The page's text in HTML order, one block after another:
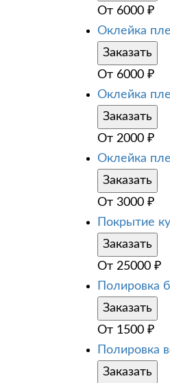
От 6000 ₽
Оклейка
Заказать
От 6000 ₽
Оклейка
Заказать
От 2000 ₽
Оклейка
Заказать
От 3000 ₽
Покрытие
Заказать
От 25000 ₽
Полировка
Заказать
От 1500 ₽
Полировка
Заказать